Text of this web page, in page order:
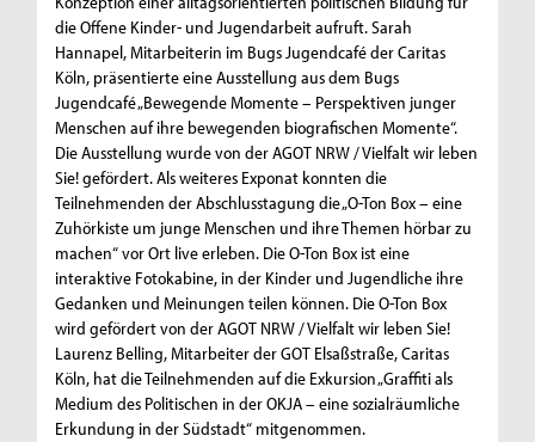
die Offene Kinder- und Jugendarbeit aufruft. Sarah
Hannapel, Mitarbeiterin im Bugs Jugendcafé der Caritas
Köln, präsentierte eine Ausstellung aus dem Bugs
Jugendcafé „Bewegende Momente – Perspektiven junger
Menschen auf ihre bewegenden biografischen Momente“.
Die Ausstellung wurde von der AGOT NRW / Vielfalt wir leben
Sie! gefördert. Als weiteres Exponat konnten die
Teilnehmenden der Abschlusstagung die „O-Ton Box – eine
Zuhörkiste um junge Menschen und ihre Themen hörbar zu
machen“ vor Ort live erleben. Die O-Ton Box ist eine
interaktive Fotokabine, in der Kinder und Jugendliche ihre
Gedanken und Meinungen teilen können. Die O-Ton Box
wird gefördert von der AGOT NRW / Vielfalt wir leben Sie!
Laurenz Belling, Mitarbeiter der GOT Elsaßstraße, Caritas
Köln, hat die Teilnehmenden auf die Exkursion „Graffiti als
Medium des Politischen in der OKJA – eine sozialräumliche
Erkundung in der Südstadt“ mitgenommen.